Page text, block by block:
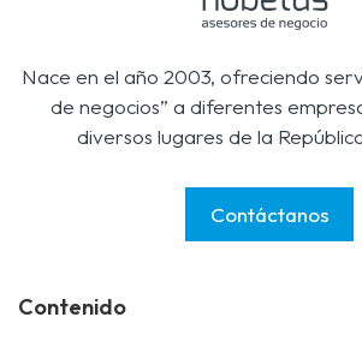
Nace en el año 2003, ofreciendo
de negocios” a diferentes
diversos lugares de la
Contáctanos
Contenido